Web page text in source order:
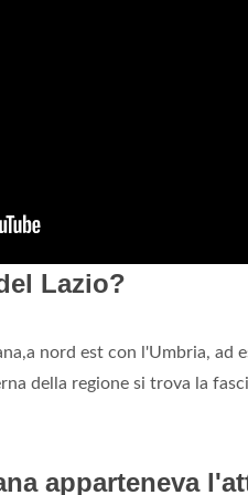
Lazio?
nord est con l'Umbria, ad
della regione si trova la
apparteneva